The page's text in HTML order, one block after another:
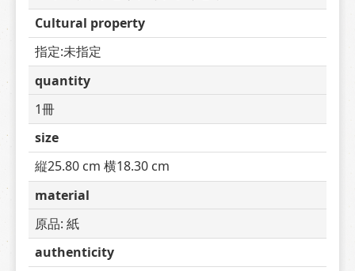
Cultural property
指定:未指定
quantity
1冊
size
縦25.80 cm 横18.30 cm
material
原品: 紙
authenticity